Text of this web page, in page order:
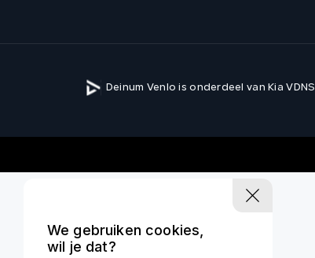
Deinum Venlo is onderdeel van Kia VDNS
We gebruiken cookies,
wil je dat?